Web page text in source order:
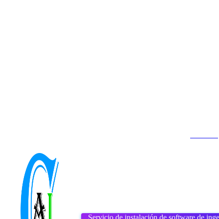
Servicio de instalación de software de